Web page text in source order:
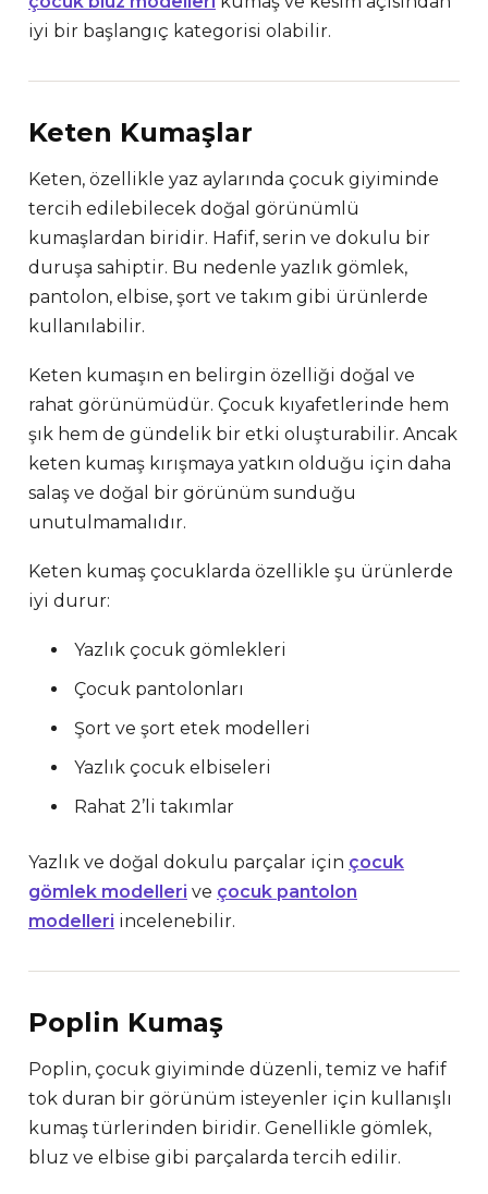
iyi bir başlangıç kategorisi olabilir.
Keten Kumaşlar
Keten, özellikle yaz aylarında çocuk giyiminde
tercih edilebilecek doğal görünümlü
kumaşlardan biridir. Hafif, serin ve dokulu bir
duruşa sahiptir. Bu nedenle yazlık gömlek,
pantolon, elbise, şort ve takım gibi ürünlerde
kullanılabilir.
Keten kumaşın en belirgin özelliği doğal ve
rahat görünümüdür. Çocuk kıyafetlerinde hem
şık hem de gündelik bir etki oluşturabilir. Ancak
keten kumaş kırışmaya yatkın olduğu için daha
salaş ve doğal bir görünüm sunduğu
unutulmamalıdır.
Keten kumaş çocuklarda özellikle şu ürünlerde
iyi durur:
Yazlık çocuk gömlekleri
Çocuk pantolonları
Şort ve şort etek modelleri
Yazlık çocuk elbiseleri
Rahat 2’li takımlar
Yazlık ve doğal dokulu parçalar için çocuk
gömlek modelleri ve çocuk pantolon
modelleri incelenebilir.
Poplin Kumaş
Poplin, çocuk giyiminde düzenli, temiz ve hafif
tok duran bir görünüm isteyenler için kullanışlı
kumaş türlerinden biridir. Genellikle gömlek,
bluz ve elbise gibi parçalarda tercih edilir.